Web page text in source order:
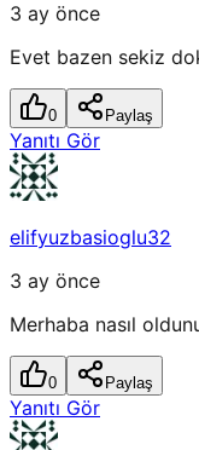
3 ay önce
Evet bazen sekiz
0 Paylaş
Yanıtı Gör
elifyuzbasioglu32
3 ay önce
Merhaba nasıl
0 Paylaş
Yanıtı Gör